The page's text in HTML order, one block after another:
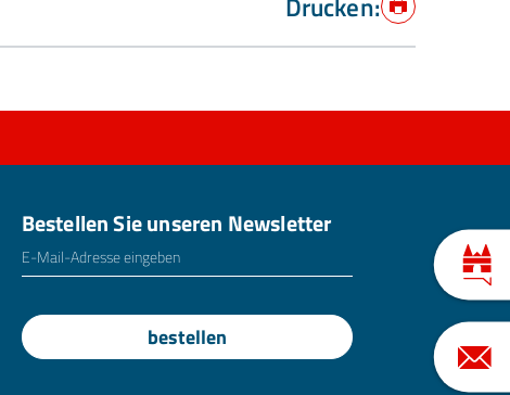
Drucken
Bestellen Sie unseren Newsletter
E-Mailadresse
bestellen